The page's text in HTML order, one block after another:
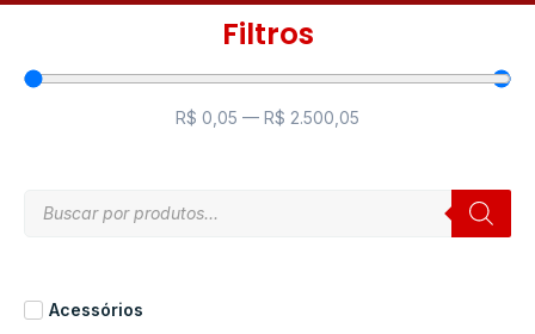
Filtros
R$ 0,05 — R$ 2.500,05
Acessórios